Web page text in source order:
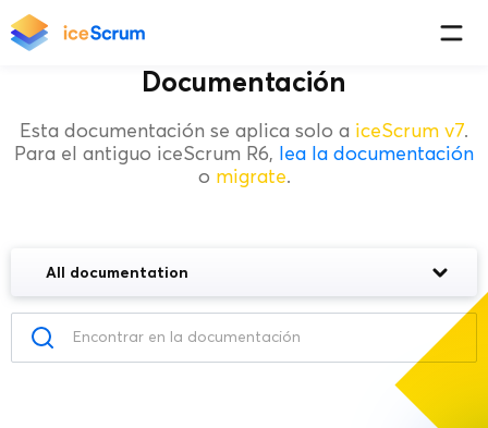
Documentación
Esta documentación se aplica solo a iceScrum v7.
Para el antiguo iceScrum R6, lea la documentación
o migrate.
All documentation